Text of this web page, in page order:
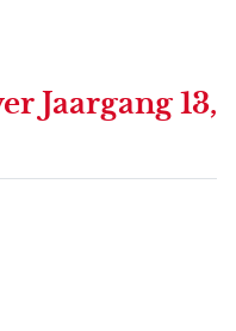
Jaargang 13,